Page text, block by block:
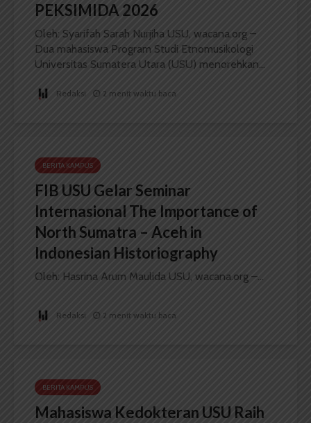
PEKSIMIDA 2026
Oleh: Syarifah Sarah Nurjiha USU, wacana.org –
Dua mahasiswa Program Studi Etnomusikologi
Universitas Sumatera Utara (USU) menorehkan...
Redaksi 2 menit waktu baca
BERITA KAMPUS
FIB USU Gelar Seminar
Internasional The Importance of
North Sumatra – Aceh in
Indonesian Historiography
Oleh: Hasrina Arum Maulida USU, wacana.org –...
Redaksi 2 menit waktu baca
BERITA KAMPUS
Mahasiswa Kedokteran USU Raih